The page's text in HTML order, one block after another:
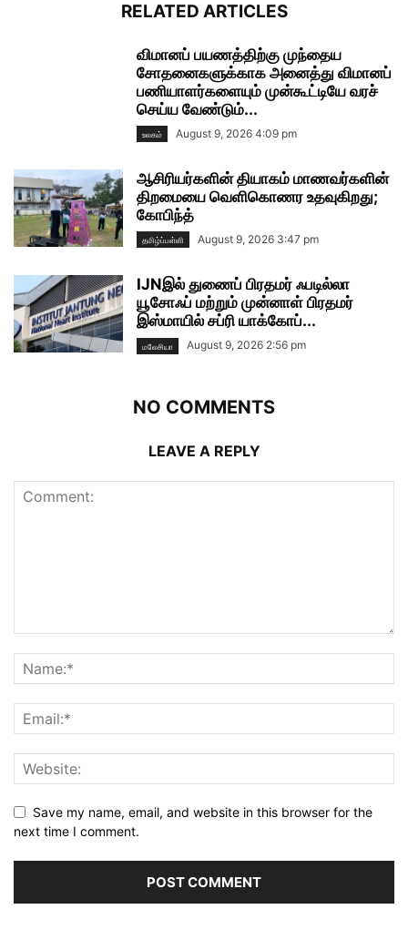
RELATED ARTICLES
விமானப் பயணத்திற்கு முந்தைய
சோதனைகளுக்காக அனைத்து விமானப்
பணியாளர்களையும் முன்கூட்டியே வரச்
செய்ய வேண்டும்...
உலகம் August 9, 2026 4:09 pm
ஆசிரியர்களின் தியாகம் மாணவர்களின்
திறமையை வெளிகொணர உதவுகிறது;
கோபிந்த்
தமிழ்ப்பள்ளி August 9, 2026 3:47 pm
IJNஇல் துணைப் பிரதமர் ஃபடில்லா
யூசோஃப் மற்றும் முன்னாள் பிரதமர்
இஸ்மாயில் சப்ரி யாக்கோப்...
மலேசியா August 9, 2026 2:56 pm
NO COMMENTS
LEAVE A REPLY
Save my name, email, and website in this browser for the
next time I comment.